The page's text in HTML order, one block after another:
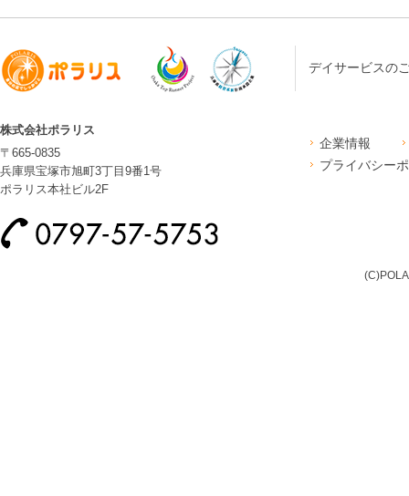
株式会社ポラリス
〒665-0835
兵庫県宝塚市旭町3丁目9番1号
ポラリス本社ビル2F
デイサービスの
企業情報
プライバシー